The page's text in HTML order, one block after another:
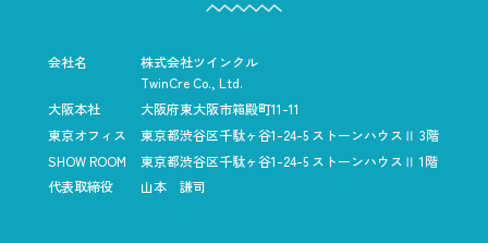
会社名
株式会社ツインクル
TwinCre Co., Ltd.
大阪本社
大阪府東大阪市箱殿町11-11
東京オフィス
東京都渋谷区千駄ヶ谷1-24-5 ストーンハウスⅡ 3階
SHOW ROOM
東京都渋谷区千駄ヶ谷1-24-5 ストーンハウスⅡ 1階
代表取締役
山本 謙司